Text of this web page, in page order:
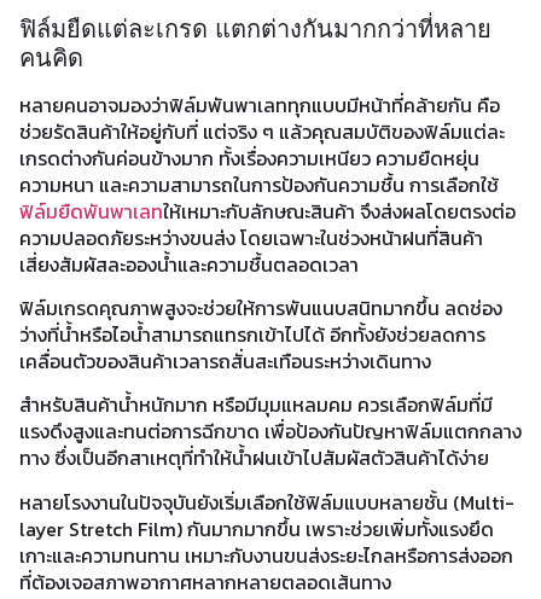
ฟิล์มยืดแต่ละเกรด แตกต่างกันมากกว่าที่หลาย
คนคิด
หลายคนอาจมองว่าฟิล์มพันพาเลททุกแบบมีหน้าที่คล้ายกัน คือ
ช่วยรัดสินค้าให้อยู่กับที่ แต่จริง ๆ แล้วคุณสมบัติของฟิล์มแต่ละ
เกรดต่างกันค่อนข้างมาก ทั้งเรื่องความเหนียว ความยืดหยุ่น
ความหนา และความสามารถในการป้องกันความชื้น การเลือกใช้
ฟิล์มยืดพันพาเลทให้เหมาะกับลักษณะสินค้า จึงส่งผลโดยตรงต่อ
ความปลอดภัยระหว่างขนส่ง โดยเฉพาะในช่วงหน้าฝนที่สินค้า
เสี่ยงสัมผัสละอองน้ำและความชื้นตลอดเวลา
ฟิล์มเกรดคุณภาพสูงจะช่วยให้การพันแนบสนิทมากขึ้น ลดช่อง
ว่างที่น้ำหรือไอน้ำสามารถแทรกเข้าไปได้ อีกทั้งยังช่วยลดการ
เคลื่อนตัวของสินค้าเวลารถสั่นสะเทือนระหว่างเดินทาง
สำหรับสินค้าน้ำหนักมาก หรือมีมุมแหลมคม ควรเลือกฟิล์มที่มี
แรงดึงสูงและทนต่อการฉีกขาด เพื่อป้องกันปัญหาฟิล์มแตกกลาง
ทาง ซึ่งเป็นอีกสาเหตุที่ทำให้น้ำฝนเข้าไปสัมผัสตัวสินค้าได้ง่าย
หลายโรงงานในปัจจุบันยังเริ่มเลือกใช้ฟิล์มแบบหลายชั้น (Multi-
layer Stretch Film) กันมากมากขึ้น เพราะช่วยเพิ่มทั้งแรงยึด
เกาะและความทนทาน เหมาะกับงานขนส่งระยะไกลหรือการส่งออก
ที่ต้องเจอสภาพอากาศหลากหลายตลอดเส้นทาง